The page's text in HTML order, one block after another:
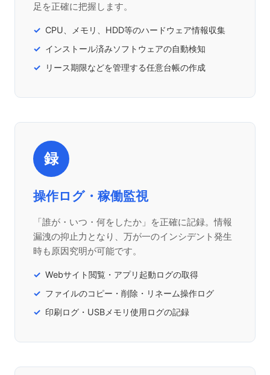
足を正確に把握します。
CPU、メモリ、HDD等のハードウェア情報収集
インストール済みソフトウェアの自動検知
リース期限などを管理する任意台帳の作成
録
操作ログ・稼働監視
「誰が・いつ・何をしたか」を正確に記録。情報
漏洩の抑止力となり、万が一のインシデント発生
時も原因究明が可能です。
Webサイト閲覧・アプリ起動ログの取得
ファイルのコピー・削除・リネーム操作ログ
印刷ログ・USBメモリ使用ログの記録